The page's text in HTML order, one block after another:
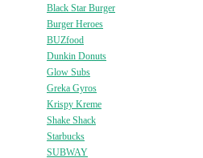
Black Star Burger
Burger Heroes
BUZfood
Dunkin Donuts
Glow Subs
Greka Gyros
Krispy Kreme
Shake Shack
Starbucks
SUBWAY